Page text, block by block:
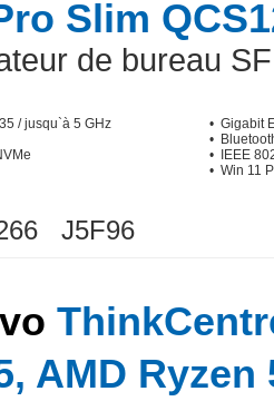
Slim
de bureau
/ jusqu`à 5 GHz
• Gigabit
•
• IEEE
• Win 11
J5F96
AMD Ryzen